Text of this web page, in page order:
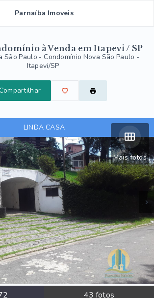
Parnaíba Imoveis
à Venda em Itapevi / SP
São Paulo -Condomínio Nova São Paulo -
Itapevi/SP
Mais fotos
43 fotos
LINDA CASA